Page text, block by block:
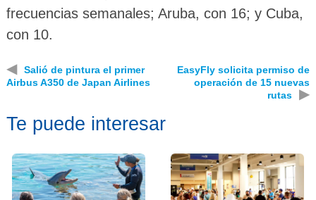
frecuencias semanales; Aruba, con 16; y Cuba,
con 10.
◀
Salió de pintura el primer
Airbus A350 de Japan Airlines
EasyFly solicita permiso de
operación de 15 nuevas
rutas
▶
Te puede interesar